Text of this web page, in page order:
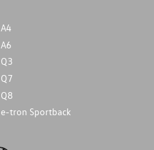
A4
A6
Q3
Q7
Q8
e-tron Sportback